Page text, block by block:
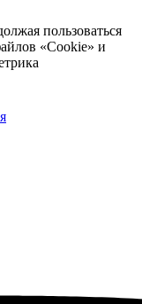
пользоваться
«Cookie» и